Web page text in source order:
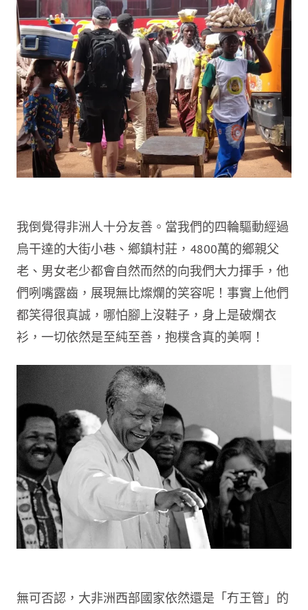
我倒覺得非洲人十分友善。當我們的四輪驅動經過
烏干達的大街小巷、鄉鎮村莊，4800萬的鄉親父
老、男女老少都會自然而然的向我們大力揮手，他
們咧嘴露齒，展現無比燦爛的笑容呢！事實上他們
都笑得很真誠，哪怕腳上沒鞋子，身上是破爛衣
衫，一切依然是至純至善，抱樸含真的美啊！
無可否認，大非洲西部國家依然還是「冇王管」的